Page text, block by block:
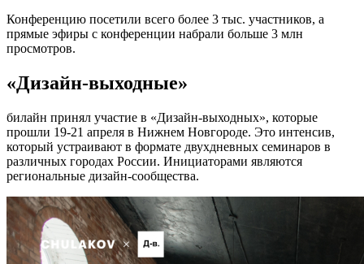
Конференцию посетили всего более 3 тыс. участников, а
прямые эфиры с конференции набрали больше 3 млн
просмотров.
«Дизайн-выходные»
билайн принял участие в «Дизайн-выходных», которые
прошли 19-21 апреля в Нижнем Новгороде. Это интенсив,
который устраивают в формате двухдневных семинаров в
различных городах России. Инициаторами являются
региональные дизайн-сообщества.